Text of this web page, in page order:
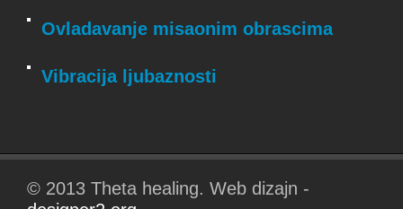
Ovladavanje misaonim obrascima
Vibracija ljubaznosti
© 2013 Theta healing. Web dizajn -